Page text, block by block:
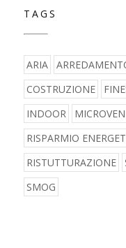
TAGS
ARIA
COSTRUZIONE
INDOOR
RISPARMIO
RISTUTTURAZIONE
SMOG